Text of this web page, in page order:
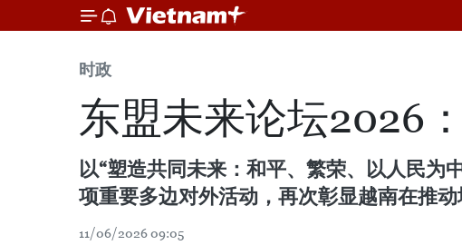
时政
东盟未来论坛2026
以“塑造共同未来：和平、繁荣、以人民为
项重要多边对外活动，再次彰显越南在推
11/06/2026 09:05